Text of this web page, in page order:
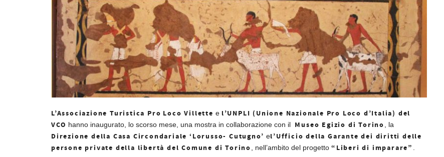
L’Associazione Turistica Pro Loco Villette e l’UNPLI (Unione Nazionale Pro Loco d’Italia) del
VCO hanno inaugurato, lo scorso mese, una mostra in collaborazione con il Museo Egizio di Torino , la
Direzione della Casa Circondariale ‘Lorusso- Cutugno’el’Ufficio della Garante dei diritti delle
persone private della libertà del Comune di Torino
, nell’ambito del progetto “Liberi di imparare”